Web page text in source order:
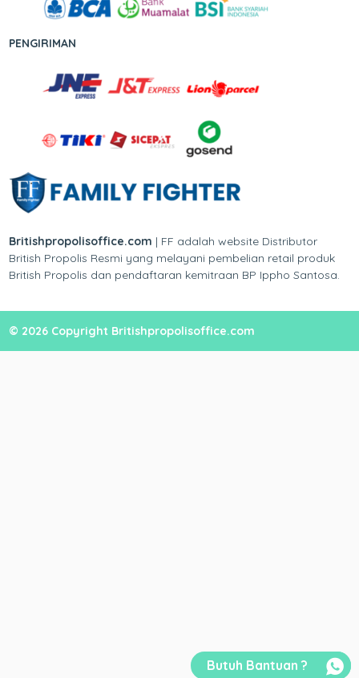
PENGIRIMAN
Britishpropolisoffice.com | FF adalah website Distributor
British Propolis Resmi yang melayani pembelian retail produk
British Propolis dan pendaftaran kemitraan BP Ippho Santosa.
© 2026 Copyright Britishpropolisoffice.com
Butuh Bantuan ?